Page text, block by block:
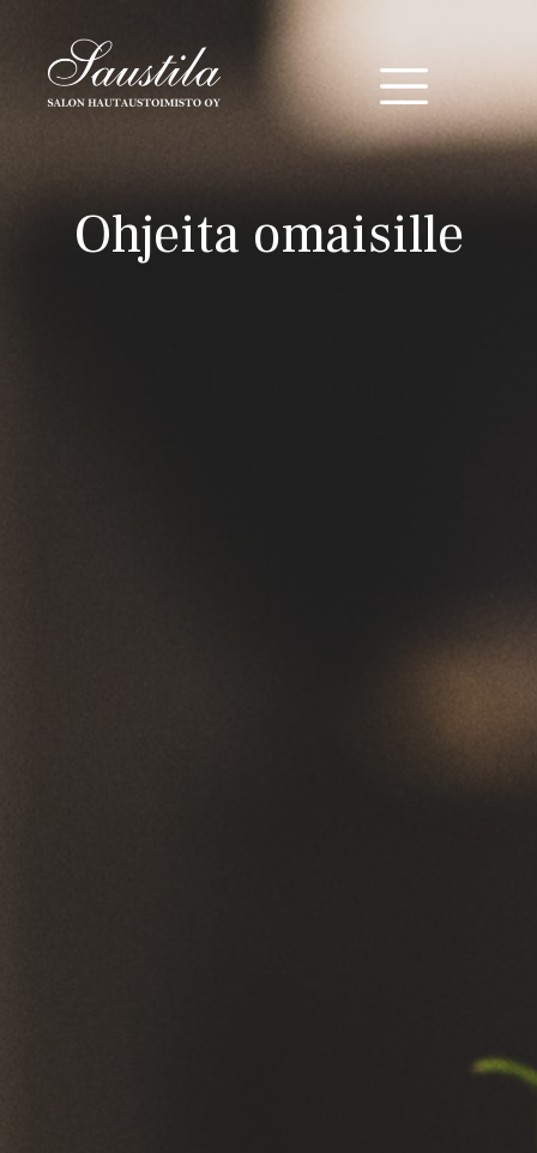
Päävalikko
Ohjeita omaisille